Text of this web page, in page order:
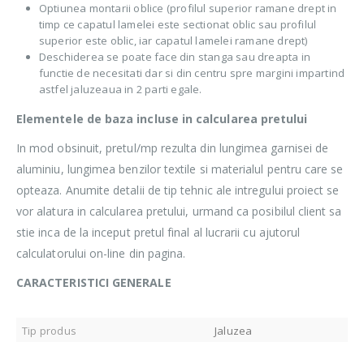
Optiunea montarii oblice (profilul superior ramane drept in
timp ce capatul lamelei este sectionat oblic sau profilul
superior este oblic, iar capatul lamelei ramane drept)
Deschiderea se poate face din stanga sau dreapta in
functie de necesitati dar si din centru spre margini impartind
astfel jaluzeaua in 2 parti egale.
Elementele de baza incluse in calcularea pretului
In mod obsinuit, pretul/mp rezulta din lungimea garnisei de
aluminiu, lungimea benzilor textile si materialul pentru care se
opteaza. Anumite detalii de tip tehnic ale intregului proiect se
vor alatura in calcularea pretului, urmand ca posibilul client sa
stie inca de la inceput pretul final al lucrarii cu ajutorul
calculatorului on-line din pagina.
CARACTERISTICI GENERALE
Tip produs
Jaluzea